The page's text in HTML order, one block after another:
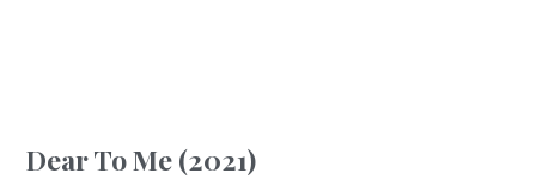
Dear To Me (2021)